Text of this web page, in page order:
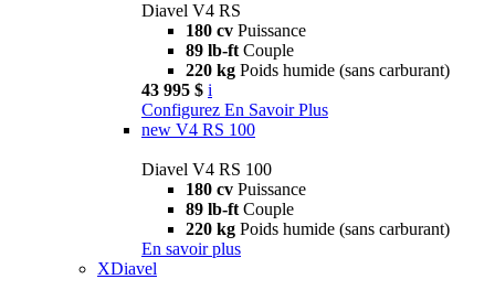
Diavel V4 RS
180 cv Puissance
89 lb-ft Couple
220 kg Poids humide (sans carburant)
43 995 $ i
Configurez En Savoir Plus
new V4 RS 100
Diavel V4 RS 100
180 cv Puissance
89 lb-ft Couple
220 kg Poids humide (sans carburant)
En savoir plus
XDiavel